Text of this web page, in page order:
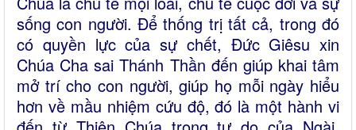
sống con người. Để thống trị tất cả, trong đó
có quyền lực của sự chết, Đức Giêsu xin
Chúa Cha sai Thánh Thần đến giúp khai tâm
mở trí cho con người, giúp họ mỗi ngày hiểu
hơn về mầu nhiệm cứu độ, đó là một hành vi